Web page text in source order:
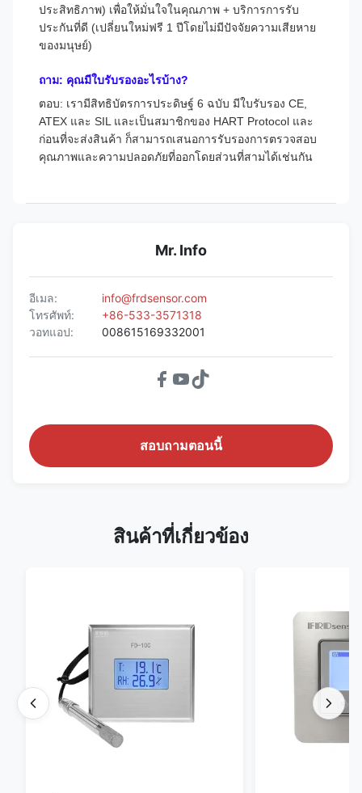
ประสิทธิภาพ) เพื่อให้มั่นใจในคุณภาพ + บริการการรับ
ประกันที่ดี (เปลี่ยนใหม่ฟรี 1 ปีโดยไม่มีปัจจัยความเสียหาย
ของมนุษย์)
ถาม: คุณมีใบรับรองอะไรบ้าง?
ตอบ: เรามีสิทธิบัตรการประดิษฐ์ 6 ฉบับ มีใบรับรอง CE,
ATEX และ SIL และเป็นสมาชิกของ HART Protocol และ
ก่อนที่จะส่งสินค้า ก็สามารถเสนอการรับรองการตรวจสอบ
คุณภาพและความปลอดภัยที่ออกโดยส่วนที่สามได้เช่นกัน
Mr. Info
อีเมล:
info@frdsensor.com
โทรศัพท์:
+86-533-3571318
วอทแอป:
008615169332001
สอบถามตอนนี้
สินค้าที่เกี่ยวข้อง